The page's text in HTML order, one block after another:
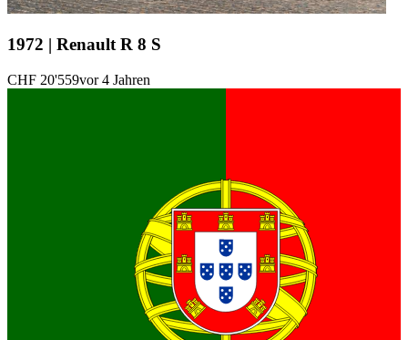
1972 | Renault R 8 S
CHF 20'559vor 4 Jahren